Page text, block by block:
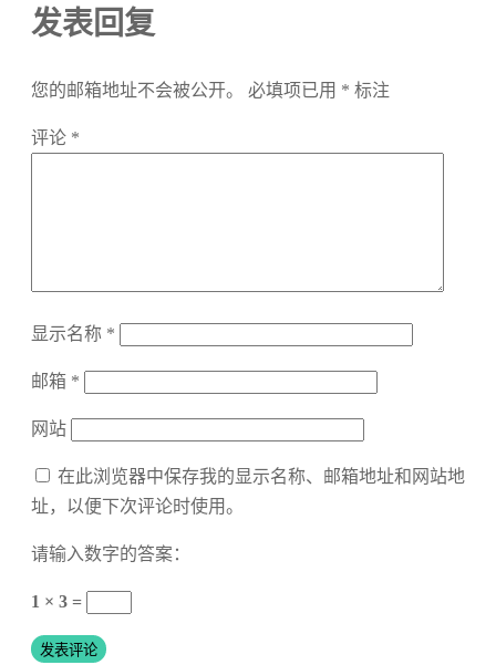
发表回复
您的邮箱地址不会被公开。 必填项已用 * 标注
评论 *
显示名称 *
邮箱 *
网站
在此浏览器中保存我的显示名称、邮箱地址和网站地
址，以便下次评论时使用。
请输入数字的答案：
1 × 3 =